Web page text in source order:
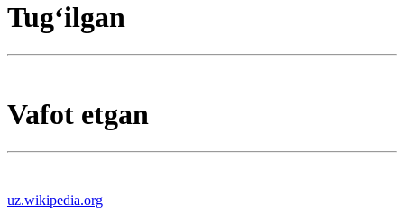
Tugʻilgan
Vafot etgan
uz.wikipedia.org